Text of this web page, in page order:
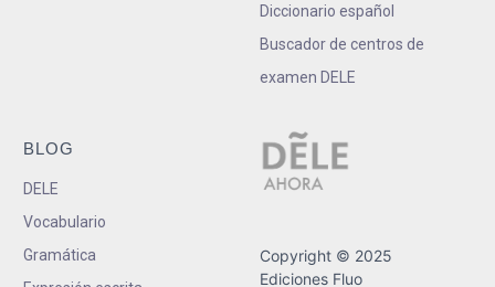
Diccionario español
Buscador de centros de
examen DELE
BLOG
DELE
Vocabulario
Gramática
Copyright © 2025
Ediciones Fluo